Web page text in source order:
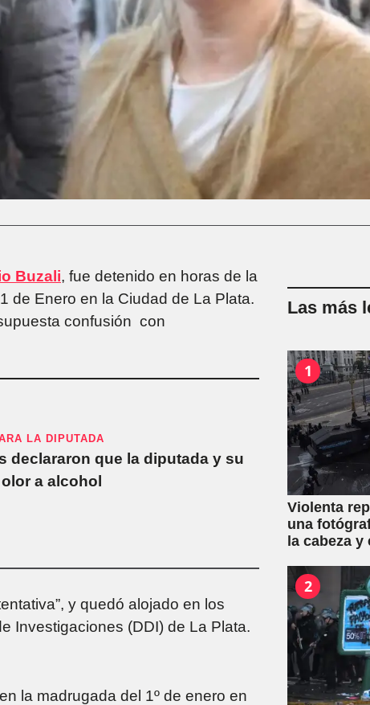
Buzali, fue detenido en horas de la
de Enero en la Ciudad de La Plata.
confusión con
LA DIPUTADA
declararon que la diputada y su
a alcohol
y quedó alojado en los
Investigaciones (DDI) de La Plata.
la madrugada del 1º de enero en
Las más
1
Violenta
una
la cabeza y
2